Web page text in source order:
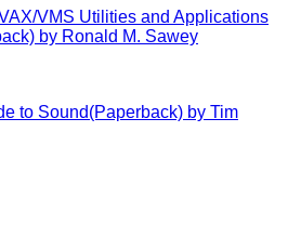
VMS Utilities and Applications
by Ronald M. Sawey